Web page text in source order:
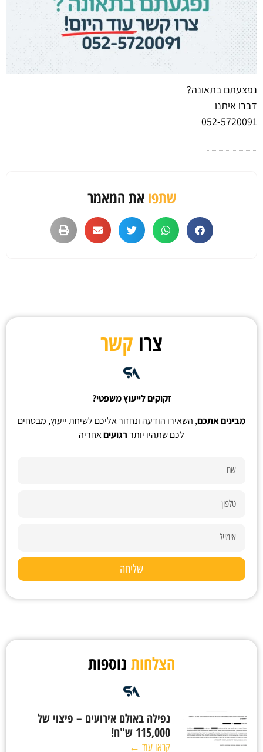
נפצעתם בתאונה?
דברו איתנו
052-5720091
שתפואת המאמר
צרו קשר
זקוקים לייעוץ משפטי?
מבינים אתכם, השאירו הודעה ונחזור אליכם לשיחת ייעוץ, מבטחים
לכם שתהיו יותררגועיםאחריה
שליחה
הצלחות נוספות
נפילה באולם אירועים – פיצוי של
115,000 ש"ח!
קראו עוד ←